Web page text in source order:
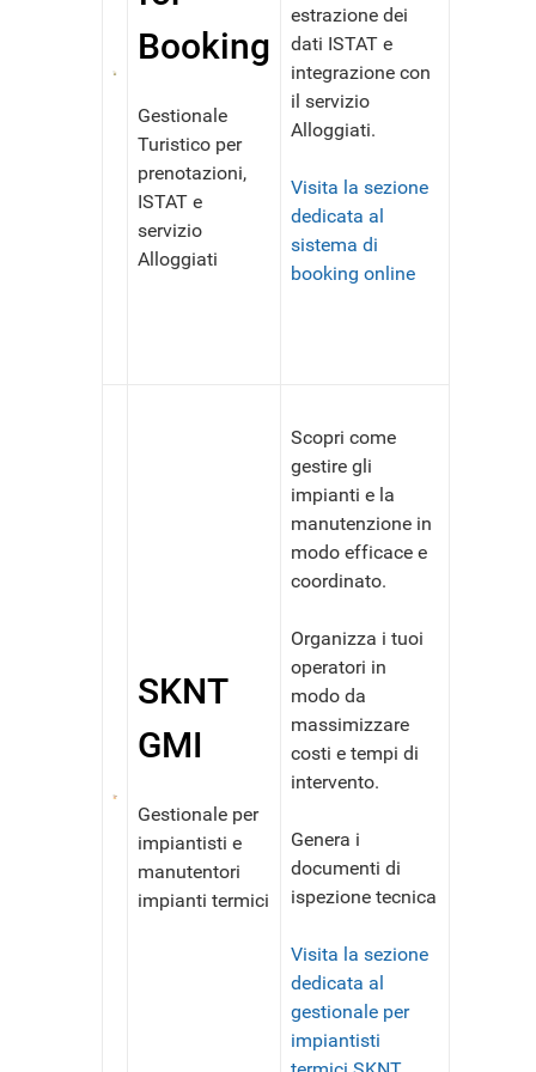
Booking
Gestionale
Turistico per
prenotazioni,
ISTAT e
servizio
Alloggiati
estrazione dei
dati ISTAT e
integrazione con
il servizio
Alloggiati.
Visita la sezione
dedicata al
sistema di
booking online
SKNT
GMI
Gestionale per
impiantisti e
manutentori
impianti termici
Scopri come
gestire gli
impianti e la
manutenzione in
modo efficace e
coordinato.
Organizza i tuoi
operatori in
modo da
massimizzare
costi e tempi di
intervento.
Genera i
documenti di
ispezione tecnica
Visita la sezione
dedicata al
gestionale per
impiantisti